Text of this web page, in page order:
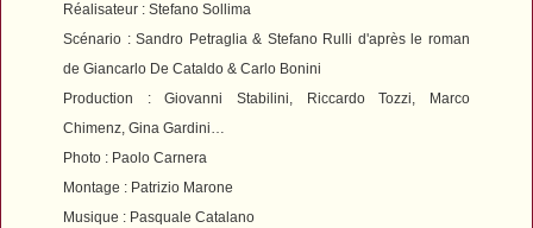
Réalisateur : Stefano Sollima
Scénario : Sandro Petraglia & Stefano Rulli d'après le roman
de Giancarlo De Cataldo & Carlo Bonini
Production : Giovanni Stabilini, Riccardo Tozzi, Marco
Chimenz, Gina Gardini…
Photo : Paolo Carnera
Montage : Patrizio Marone
Musique : Pasquale Catalano